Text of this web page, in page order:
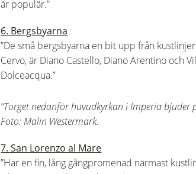
är populär.”
6. Bergsbyarna
”De små bergsbyarna en bit upp från
Cervo, är Diano Castello, Diano Arentino och
Dolceacqua.”
“Torget nedanför huvudkyrkan i Imperia bjuder
Foto: Malin Westermark.
7. San Lorenzo al Mare
”Har en fin, lång gångpromenad närmast